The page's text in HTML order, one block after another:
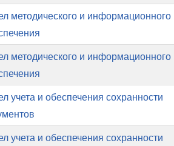
методического и информационного
методического и информационного
учета и обеспечения сохранности
учета и обеспечения сохранности